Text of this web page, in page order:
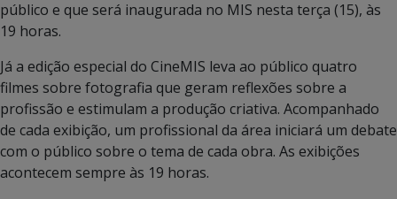
público e que será inaugurada no MIS nesta terça (15), às
19 horas.
Já a edição especial do CineMIS leva ao público quatro
filmes sobre fotografia que geram reflexões sobre a
profissão e estimulam a produção criativa. Acompanhado
de cada exibição, um profissional da área iniciará um debate
com o público sobre o tema de cada obra. As exibições
acontecem sempre às 19 horas.